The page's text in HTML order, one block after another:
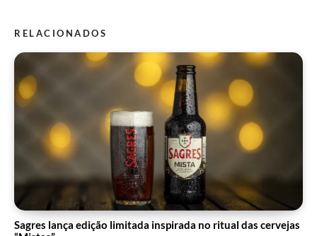
RELACIONADOS
Sagres lança edição limitada inspirada no ritual das cervejas